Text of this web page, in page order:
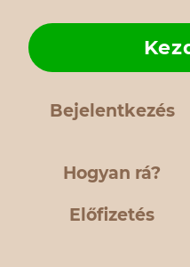
Bejelentkezés
Hogyan rá?
Előfizetés